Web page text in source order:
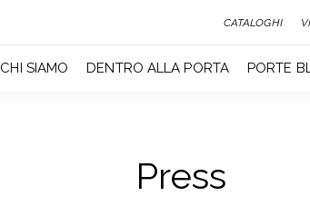
CATALOGHI
CHI SIAMO DENTRO ALLA PORTA PORTE
Press